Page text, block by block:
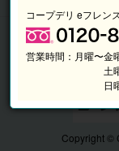
Copyright ©
コープデリ eフレン
営業時間： 月曜〜金
土
日